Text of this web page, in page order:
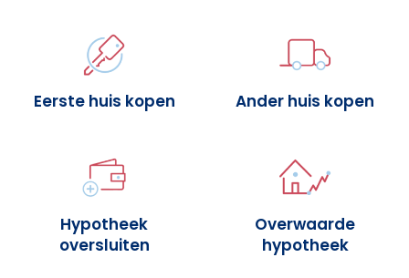
Eerste huis kopen Ander huis kopen
Hypotheek
oversluiten
Overwaarde
hypotheek